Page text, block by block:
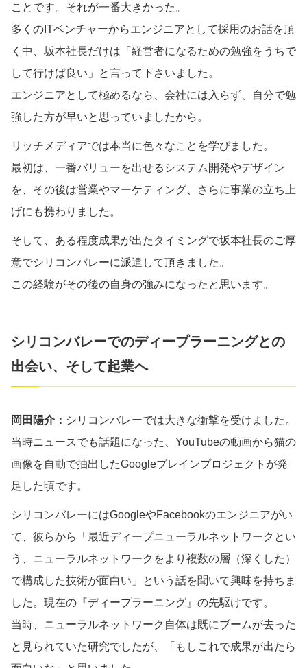
ことです。それが一番大きかった。
多くのITベンチャーからエンジニアとして採用のお話を頂
く中、坂本社長だけは「経営者になるための勉強をうちで
して行けば良い」と言って下さいました。
エンジニアとして極めるなら、会社には入らず、自分で勉
強した方が早いと思っていましたから。
リッチメディアでは本当に色々なことを学びました。
最初は、一番バリューを出せるシステム開発やデザイン
を、その後は営業やマーケティング、さらに事業の立ち上
げにも携わりました。
そして、ある程度成果が出たタイミングで坂本社長のご厚
意でシリコンバレーに派遣して頂きました。
この経験がその後の自身の強みになったと思います。
シリコンバレーでのディープラーニングとの
出会い、そして起業へ
岡田陽介： シリコンバレーでは大きな衝撃を受けました。
当時ニュースでも話題になった、YouTubeの動画から猫の
画像を自動で抽出したGoogleブレインプロジェクトが発
足した頃です。
シリコンバレーにはGoogleやFacebookのエンジニアがい
て、彼らから「最近ディープニューラルネットワークとい
う、ニューラルネットワークをより複数の層（深くした）
で構成した技術が面白い」という話を聞いて興味を持ちま
した。現在の『ディープラーニング』の先駆けです。
当時、ニューラルネットワーク自体は既にブームが去った
と見られていた研究でしたが、「もしこれで成果が出たら